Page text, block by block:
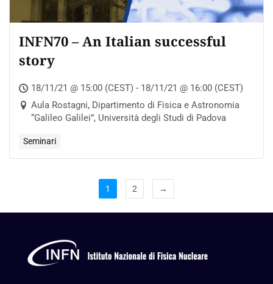
INFN70 – An Italian successful
story
18/11/21 @ 15:00 (CEST) - 18/11/21 @ 16:00 (CEST)
Aula Rostagni, Dipartimento di Fisica e Astronomia
“Galileo Galilei”, Università degli Studi di Padova
Seminari
1 2 →